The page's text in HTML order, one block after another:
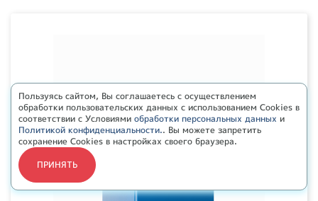
Пользуясь сайтом, Вы соглашаетесь с осуществлением
обработки пользовательских данных с использованием Cookies в
соответствии с Условиями обработки персональных данных и
Политикой конфиденциальности.. Вы можете запретить
сохранение Cookies в настройках своего браузера.
ПРИНЯТЬ